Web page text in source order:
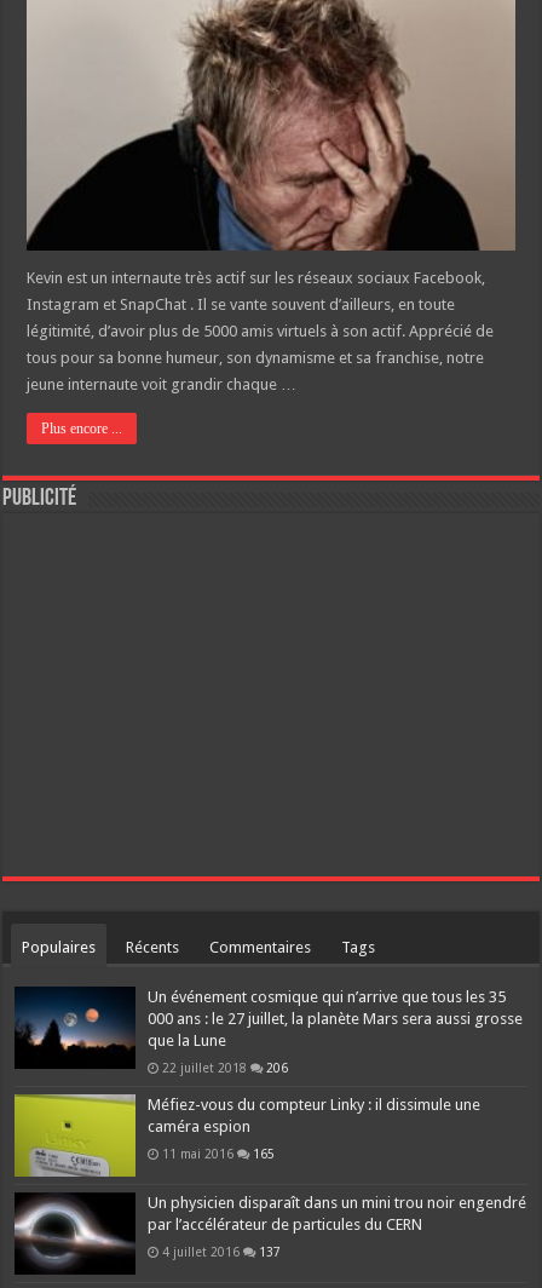
Kevin est un internaute très actif sur les réseaux sociaux Facebook,
Instagram et SnapChat . Il se vante souvent d’ailleurs, en toute
légitimité, d’avoir plus de 5000 amis virtuels à son actif. Apprécié de
tous pour sa bonne humeur, son dynamisme et sa franchise, notre
jeune internaute voit grandir chaque …
Plus encore ...
Publicité
Populaires Récents Commentaires Tags
Un événement cosmique qui n’arrive que tous les 35
000 ans : le 27 juillet, la planète Mars sera aussi grosse
que la Lune
22 juillet 2018 206
Méfiez-vous du compteur Linky : il dissimule une
caméra espion
11 mai 2016 165
Un physicien disparaît dans un mini trou noir engendré
par l’accélérateur de particules du CERN
4 juillet 2016 137